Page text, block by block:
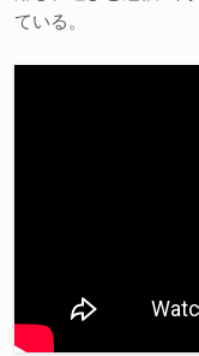
ている。